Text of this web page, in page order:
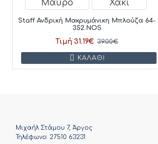
Staff Ανδρική Μακρυμάνικη Μπλούζα 64-
352.NOS
Τιμή 31.19€ 39.00€
ΚΑΛΆΘΙ
Μιχαήλ Στάμου 7, Άργος
Τηλέφωνο: 27510 63231